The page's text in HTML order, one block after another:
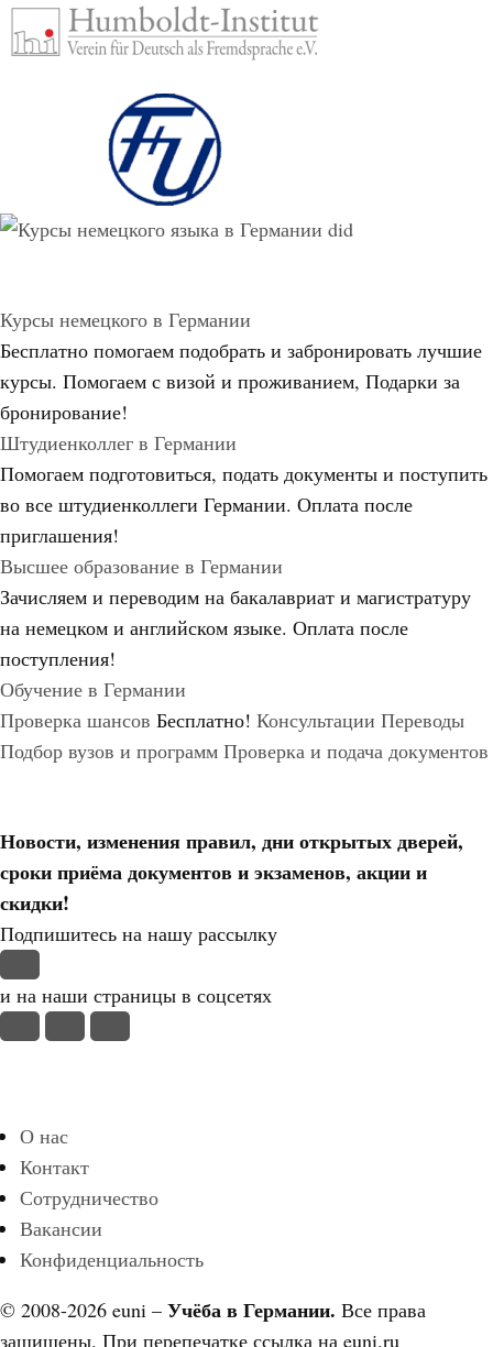
Курсы немецкого в Германии
Бесплатно помогаем подобрать и забронировать лучшие
курсы. Помогаем с визой и проживанием, Подарки за
бронирование!
Штудиенколлег в Германии
Помогаем подготовиться, подать документы и поступить
во все штудиенколлеги Германии. Оплата после
приглашения!
Высшее образование в Германии
Зачисляем и переводим на бакалавриат и магистратуру
на немецком и английском языке. Оплата после
поступления!
Обучение в Германии
Проверка шансов Бесплатно! Консультации Переводы
Подбор вузов и программ Проверка и подача документов
Новости, изменения правил, дни открытых дверей,
сроки приёма документов и экзаменов, акции и
скидки!
Подпишитесь на нашу рассылку
и на наши страницы в соцсетях
О нас
Контакт
Сотрудничество
Вакансии
Конфиденциальность
© 2008-2026 euni – Учёба в Германии. Все права
защищены. При перепечатке ссылка на euni.ru